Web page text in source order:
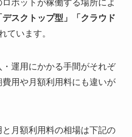
ボットが稼働する場所によ
スクトップ型」「クラウド
ています。
運用にかかる手間がそれぞ
用や月額利用料にも違いが
月額利用料の相場は下記の